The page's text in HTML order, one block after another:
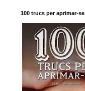
100 trucs per aprimar-se